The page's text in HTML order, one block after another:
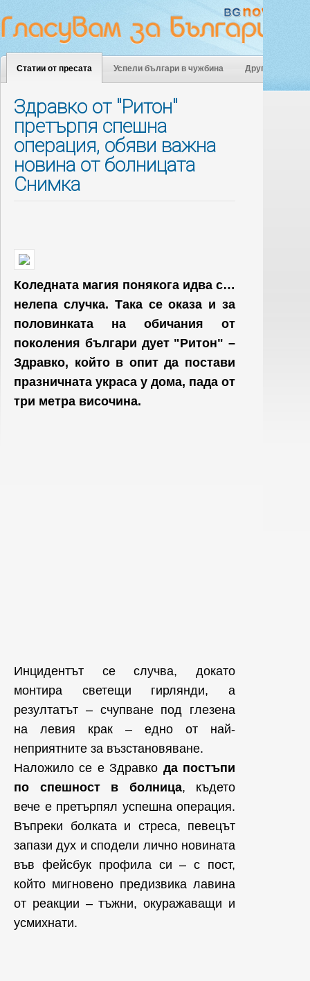
Статии от пресата Успели българи в чужбина Други
Здравко от "Ритон"
претърпя спешна
операция, обяви важна
новина от болницата
Снимка
Коледната магия понякога идва с…
нелепа случка. Така се оказа и за
половинката на обичания от
поколения българи дует "Ритон" –
Здравко, който в опит да постави
празничната украса у дома, пада от
три метра височина.
Инцидентът се случва, докато
монтира светещи гирлянди, а
резултатът – счупване под глезена
на левия крак – едно от най-
неприятните за възстановяване.
Наложило се е Здравко да постъпи
по спешност в болница, където
вече е претърпял успешна операция.
Въпреки болката и стреса, певецът
запази дух и сподели лично новината
във фейсбук профила си – с пост,
който мигновено предизвика лавина
от реакции – тъжни, окуражаващи и
усмихнати.